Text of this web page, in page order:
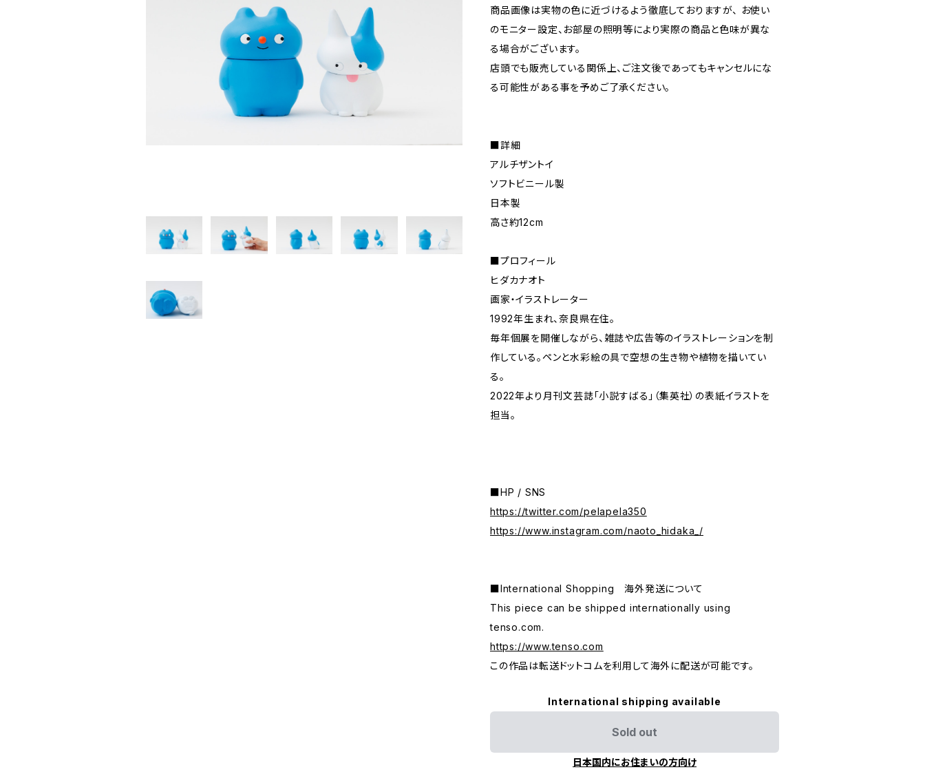
商品画像は実物の色に近づけるよう徹底しておりますが、 お使い
のモニター設定、お部屋の照明等により実際の商品と色味が異な
る場合がございます。
店頭でも販売している関係上、ご注文後であってもキャンセルにな
る可能性がある事を予めご了承ください。
■詳細
アルチザントイ
ソフトビニール製
日本製
高さ約12cm
■プロフィール
ヒダカナオト
画家・イラストレーター
1992年生まれ、奈良県在住。
毎年個展を開催しながら、雑誌や広告等のイラストレーションを制
作している。ペンと水彩絵の具で空想の生き物や植物を描いてい
る。
2022年より月刊文芸誌「小説すばる」（集英社）の表紙イラストを
担当。
■HP / SNS
https://twitter.com/pelapela350
https://www.instagram.com/naoto_hidaka_/
■International Shopping 海外発送について
This piece can be shipped internationally using
tenso.com.
https://www.tenso.com
この作品は転送ドットコムを利用して海外に配送が可能です。
International shipping available
Sold out
日本国内にお住まいの方向け